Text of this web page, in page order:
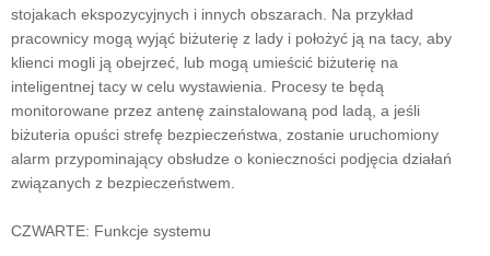
stojakach ekspozycyjnych i innych obszarach. Na przykład
pracownicy mogą wyjąć biżuterię z lady i położyć ją na tacy, aby
klienci mogli ją obejrzeć, lub mogą umieścić biżuterię na
inteligentnej tacy w celu wystawienia. Procesy te będą
monitorowane przez antenę zainstalowaną pod ladą, a jeśli
biżuteria opuści strefę bezpieczeństwa, zostanie uruchomiony
alarm przypominający obsłudze o konieczności podjęcia działań
związanych z bezpieczeństwem.
CZWARTE: Funkcje systemu